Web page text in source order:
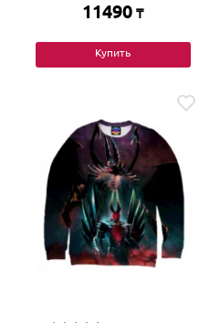
11490 ₸
Купить